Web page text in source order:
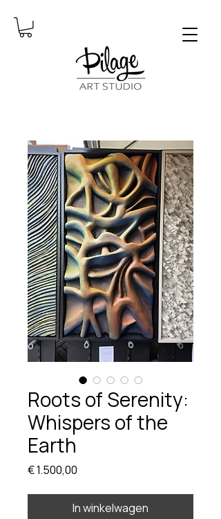
Roots of Serenity:
Whispers of the
Earth
€ 1.500,00
In winkelwagen